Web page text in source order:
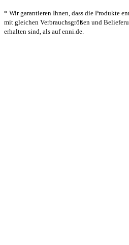
* Wir garantieren Ihnen, dass die Produkte
mit gleichen Verbrauchsgrößen und
erhalten sind, als auf enni.de.